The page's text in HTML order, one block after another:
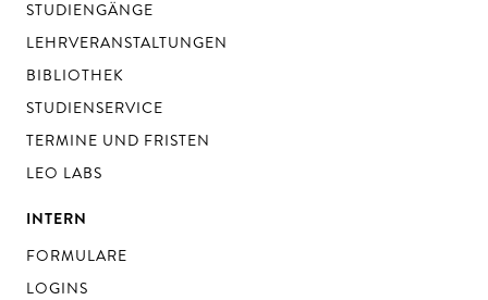
STUDIENGÄNGE
LEHRVERANSTALTUNGEN
BIBLIOTHEK
STUDIENSERVICE
TERMINE UND FRISTEN
LEO LABS
INTERN
FORMULARE
LOGINS